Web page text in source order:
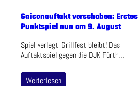
Saisonauftakt verschoben: Erstes
Punktspiel nun am 9. August
Spiel verlegt, Grillfest bleibt! Das
Auftaktspiel gegen die DJK Fürth…
Weiterlesen